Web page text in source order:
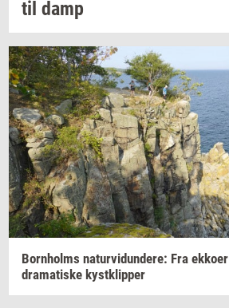
til damp
Born­holms na­tur­vi­dun­de­re: Fra ek­ko­er
dra­ma­ti­ske kyst­klip­per